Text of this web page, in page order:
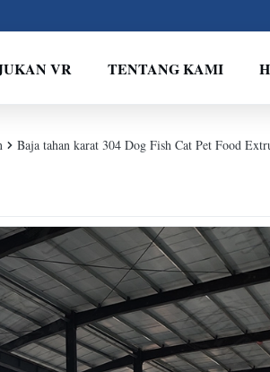
VR TENTANG KAMI
Baja tahan karat 304 Dog Fish Cat Pet Food